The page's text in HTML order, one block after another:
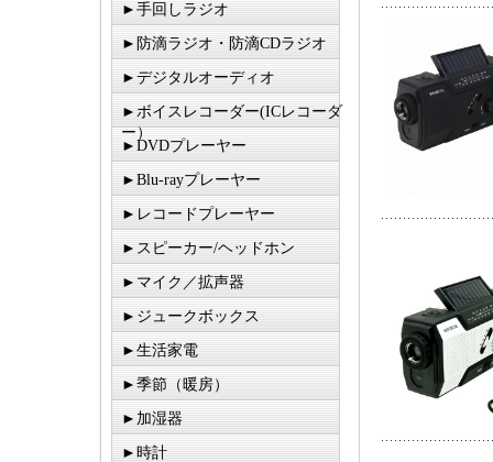
►手回しラジオ
►防滴ラジオ・防滴CDラジオ
►デジタルオーディオ
►ボイスレコーダー(ICレコーダ
ー）
►DVDプレーヤー
►Blu-rayプレーヤー
►レコードプレーヤー
►スピーカー/ヘッドホン
►マイク／拡声器
►ジュークボックス
►生活家電
►季節（暖房）
►加湿器
►時計